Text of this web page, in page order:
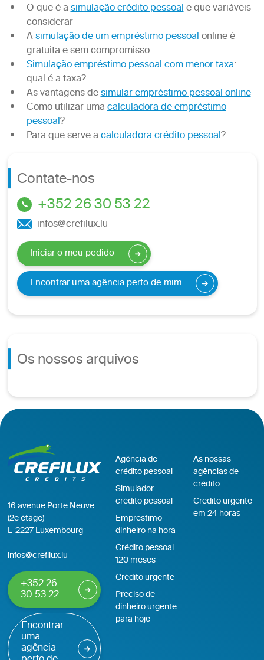
O que é asimulação crédito pessoale que variáveis
considerar
Asimulação de um empréstimo pessoalonline é
gratuita e sem compromisso
Simulação empréstimo pessoal com menor taxa:
qual é a taxa?
As vantagens desimular empréstimo pessoal online
Como utilizar umacalculadora de empréstimo
pessoal?
Para que serve acalculadora crédito pessoal?
Contate-nos
+352 26 30 53 22
infos@crefilux.lu
Iniciar o meu pedido
Encontrar uma agência perto de mim
Os nossos arquivos
16 avenue Porte Neuve
(2e étage)
L-2227 Luxembourg
infos@crefilux.lu
+352 26
30 53 22
Encontrar
uma
agência
Agência de
crédito pessoal
Simulador
crédito pessoal
Emprestimo
dinheiro na hora
Crédito pessoal
120 meses
Crédito urgente
Preciso de
dinheiro urgente
para hoje
As nossas
agências de
crédito
Credito urgente
em 24 horas